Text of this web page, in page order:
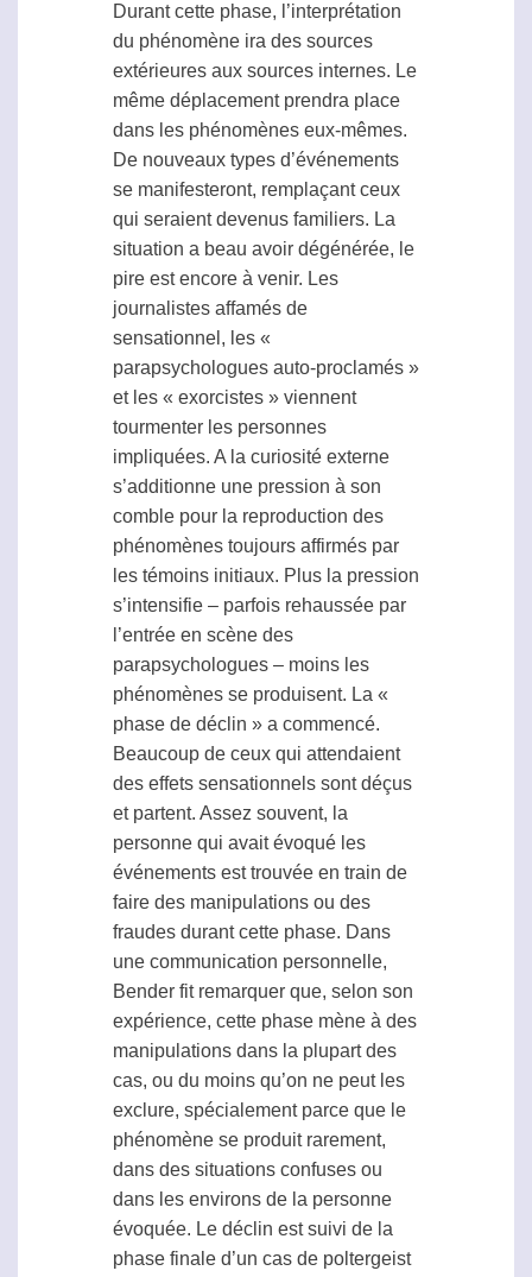
Durant cette phase, l’interprétation
du phénomène ira des sources
extérieures aux sources internes. Le
même déplacement prendra place
dans les phénomènes eux-mêmes.
De nouveaux types d’événements
se manifesteront, remplaçant ceux
qui seraient devenus familiers. La
situation a beau avoir dégénérée, le
pire est encore à venir. Les
journalistes affamés de
sensationnel, les «
parapsychologues auto-proclamés »
et les « exorcistes » viennent
tourmenter les personnes
impliquées. A la curiosité externe
s’additionne une pression à son
comble pour la reproduction des
phénomènes toujours affirmés par
les témoins initiaux. Plus la pression
s’intensifie – parfois rehaussée par
l’entrée en scène des
parapsychologues – moins les
phénomènes se produisent. La «
phase de déclin » a commencé.
Beaucoup de ceux qui attendaient
des effets sensationnels sont déçus
et partent. Assez souvent, la
personne qui avait évoqué les
événements est trouvée en train de
faire des manipulations ou des
fraudes durant cette phase. Dans
une communication personnelle,
Bender fit remarquer que, selon son
expérience, cette phase mène à des
manipulations dans la plupart des
cas, ou du moins qu’on ne peut les
exclure, spécialement parce que le
phénomène se produit rarement,
dans des situations confuses ou
dans les environs de la personne
évoquée. Le déclin est suivi de la
phase finale d’un cas de poltergeist